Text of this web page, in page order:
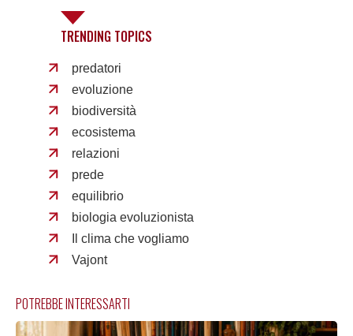
TRENDING TOPICS
predatori
evoluzione
biodiversità
ecosistema
relazioni
prede
equilibrio
biologia evoluzionista
Il clima che vogliamo
Vajont
POTREBBE INTERESSARTI